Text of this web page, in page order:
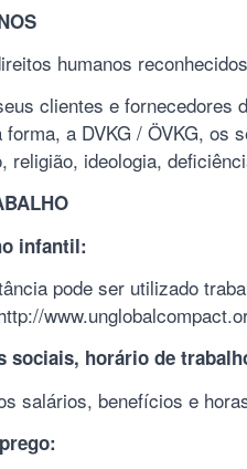
humanos
clientes e
a DVKG / ÖVKG, os
religião, ideologia,
infantil:
pode ser utilizado
sociais, horário de
salários, benefícios e